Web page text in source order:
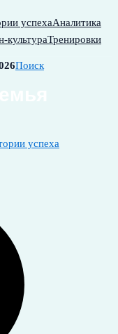
успехаАналитика
культураТренировки
Поиск
успеха